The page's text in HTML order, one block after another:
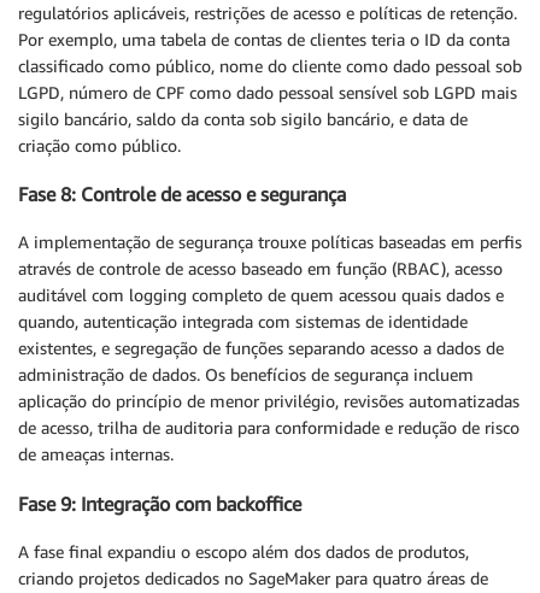
regulatórios aplicáveis, restrições de acesso e políticas de retenção.
Por exemplo, uma tabela de contas de clientes teria o ID da conta
classificado como público, nome do cliente como dado pessoal sob
LGPD, número de CPF como dado pessoal sensível sob LGPD mais
sigilo bancário, saldo da conta sob sigilo bancário, e data de
criação como público.
Fase 8: Controle de acesso e segurança
A implementação de segurança trouxe políticas baseadas em perfis
através de controle de acesso baseado em função (RBAC), acesso
auditável com logging completo de quem acessou quais dados e
quando, autenticação integrada com sistemas de identidade
existentes, e segregação de funções separando acesso a dados de
administração de dados. Os benefícios de segurança incluem
aplicação do princípio de menor privilégio, revisões automatizadas
de acesso, trilha de auditoria para conformidade e redução de risco
de ameaças internas.
Fase 9: Integração com backoffice
A fase final expandiu o escopo além dos dados de produtos,
criando projetos dedicados no SageMaker para quatro áreas de